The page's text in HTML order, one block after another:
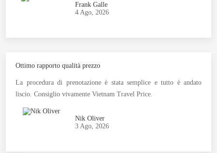
Frank Galle
4 Ago, 2026
Ottimo rapporto qualità prezzo
La procedura di prenotazione è stata semplice e tutto è andato
liscio. Consiglio vivamente Vietnam Travel Price.
Nik Oliver
3 Ago, 2026